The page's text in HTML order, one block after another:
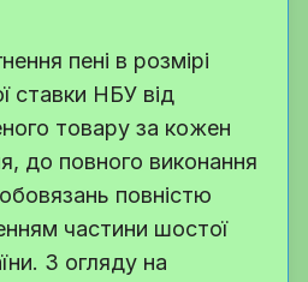
пені в розмірі
ставки НБУ від
товару за кожен
до повного виконання
повністю
частини шостої
. З огляду на